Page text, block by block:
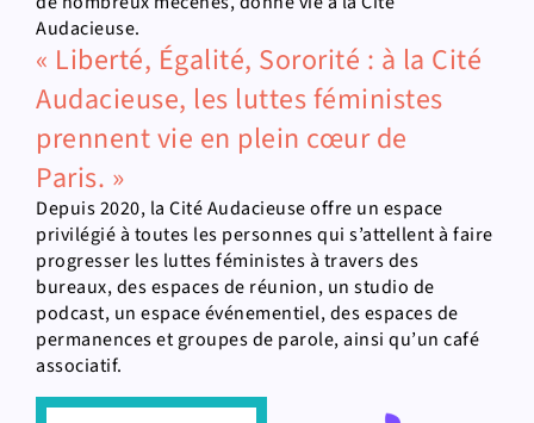
Audacieuse.
« Liberté, Égalité, Sororité : à la Cité
Audacieuse, les luttes féministes
prennent vie en plein cœur de
Paris. »
Depuis 2020, la Cité Audacieuse offre un espace
privilégié à toutes les personnes qui s’attellent à faire
progresser les luttes féministes à travers des
bureaux, des espaces de réunion, un studio de
podcast, un espace événementiel, des espaces de
permanences et groupes de parole, ainsi qu’un café
associatif.